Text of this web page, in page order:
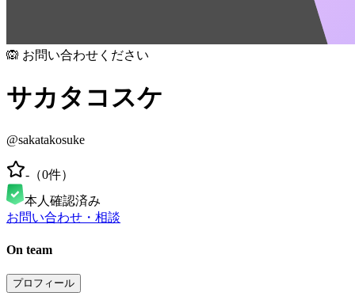
🙉 お問い合わせください
サカタコスケ
@sakatakosuke
- （0件）
本人確認済み
お問い合わせ・相談
On team
プロフィール